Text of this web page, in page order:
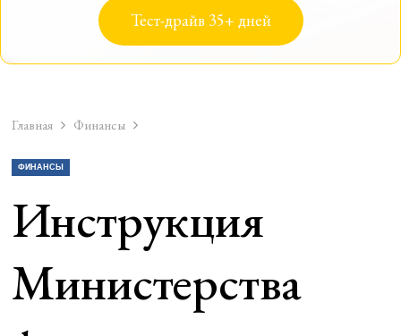
Тест-драйв 35+ дней
Главная Финансы
ФИНАНСЫ
Инструкция
Министерства